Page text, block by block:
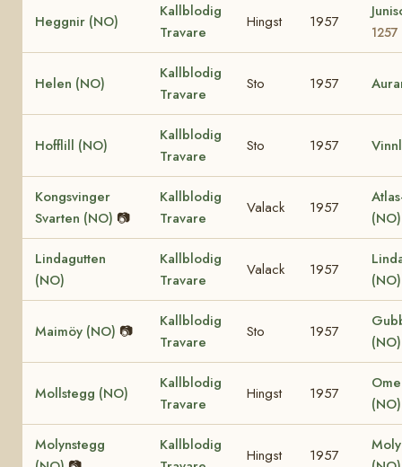
Heggnir (NO)
Kallblodig
Travare
Hingst 1957
1257
Helen (NO)
Kallblodig
Travare
Sto 1957
Hofflill (NO)
Kallblodig
Travare
Sto 1957
Kongsvinger
Svarten (NO) 📷
Kallblodig
Travare
Valack 1957
Lindagutten
(NO)
Kallblodig
Travare
Valack 1957
Maimöy (NO) 📷
Kallblodig
Travare
Sto 1957
(NO)
Mollstegg (NO)
Kallblodig
Travare
Hingst 1957
(NO)
Molynstegg
Kallblodig
Hingst 1957